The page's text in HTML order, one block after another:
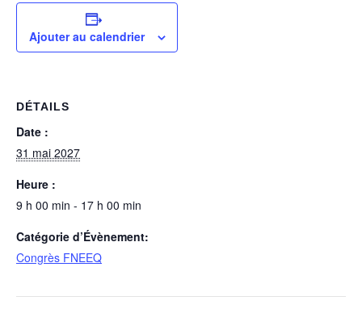
Ajouter au calendrier
DÉTAILS
Date :
31 mai 2027
Heure :
9 h 00 min - 17 h 00 min
Catégorie d’Évènement:
Congrès FNEEQ